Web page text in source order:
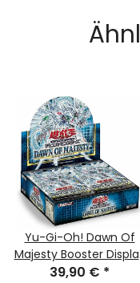
Yu-Gi-Oh! Dawn Of
Majesty Booster
- Deutsch (1. Auflage)
39,90 € *